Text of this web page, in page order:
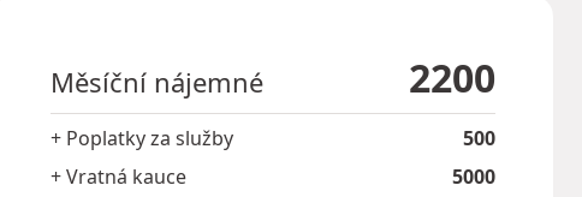
Měsíční nájemné 2200
+ Poplatky za služby
500
+ Vratná kauce
5000